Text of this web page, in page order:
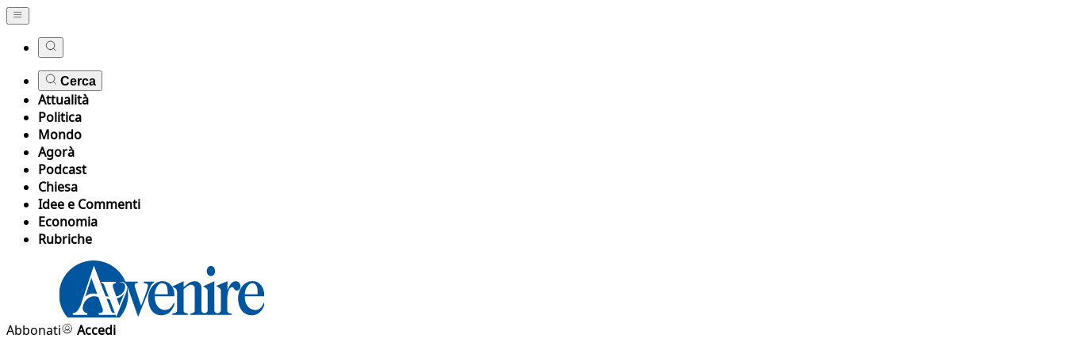
Cerca
Attualità
Politica
Mondo
Agorà
Podcast
Chiesa
Idee e Commenti
Economia
Rubriche
Abbonati
Accedi